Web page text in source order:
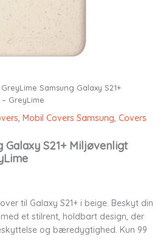
Samsung Galaxy S21+
GreyLime
, Mobil Covers Samsung, Covers
Galaxy S21+ Miljøvenligt
til Galaxy S21+ i beige. Beskyt din
et stilrent, holdbart design, der
og bæredygtighed. Kun 99